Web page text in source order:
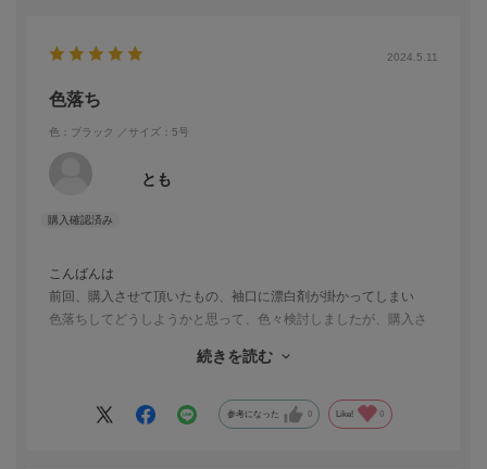
2024.5.11
色落ち
色：ブラック ／サイズ：5号
とも
こんばんは
前回、購入させて頂いたもの、袖口に漂白剤が掛かってしまい
色落ちしてどうしようかと思って、色々検討しましたが、購入さ
続きを読む
参考になった 0 Like! 0